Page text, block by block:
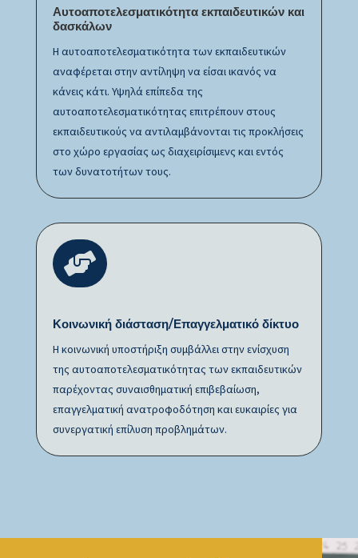
Αυτοαποτελεσματικότητα εκπαιδευτικών και
δασκάλων
Η αυτοαποτελεσματικότητα των εκπαιδευτικών
αναφέρεται στην αντίληψη να είσαι ικανός να
κάνεις κάτι. Υψηλά επίπεδα της
αυτοαποτελεσματικότητας επιτρέπουν στους
εκπαιδευτικούς να αντιλαμβάνονται τις προκλήσεις
στο χώρο εργασίας ως διαχειρίσιμενς και εντός
των δυνατοτήτων τους.

Κοινωνική διάσταση/Επαγγελματικό δίκτυο
Η κοινωνική υποστήριξη συμβάλλει στην ενίσχυση
της αυτοαποτελεσματικότητας των εκπαιδευτικών
παρέχοντας συναισθηματική επιβεβαίωση,
επαγγελματική ανατροφοδότηση και ευκαιρίες για
συνεργατική επίλυση προβλημάτων.